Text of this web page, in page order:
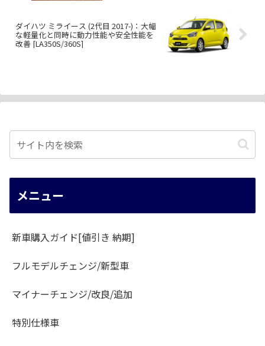
ダイハツ ミライース (2代目 2017-)：大幅
な軽量化と同時に動力性能や安全性能を
改善 [LA350S/360S]
メニュー
新車購入ガイド[値引き 納期]
フルモデルチェンジ/新型車
マイナーチェンジ/改良/追加
特別仕様車